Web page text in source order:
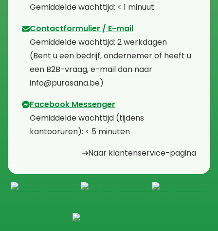
⁠Gemiddelde wachttijd: < 1 minuut
Contactformulier / E-mail
⁠Gemiddelde wachttijd: 2 werkdagen
⁠(Bent u een bedrijf, ondernemer of heeft u
een B2B-vraag, e-mail dan naar
info@purasana.be)
Facebook Messenger
⁠Gemiddelde wachttijd (tijdens
kantooruren): < 5 minuten
Naar klantenservice-pagina